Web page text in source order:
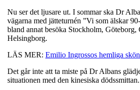
Nu ser det ljusare ut. I sommar ska Dr
vägarna med jätteturnén ”Vi som älskar
bland annat besöka Stockholm, Göteborg,
Helsingborg.
LÄS MER: Emilio Ingrossos hemliga
Det går inte att ta miste på Dr Albans
situationen med den kinesiska dödssmittan.